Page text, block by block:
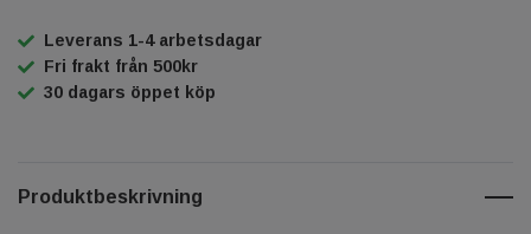
Leverans 1-4 arbetsdagar
Fri frakt från 500kr
30 dagars öppet köp
Produktbeskrivning